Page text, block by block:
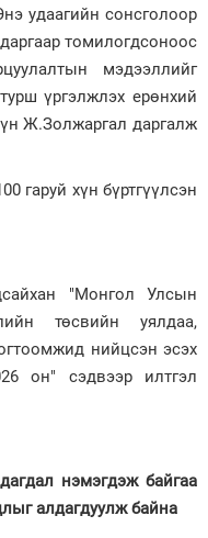
удаагийн сонсголоор
томилогдсоноос
мэдээллийг
үргэлжлэх ерөнхий
Ж.Золжаргал даргалж
гаруй хүн бүртгүүлсэн
"Монгол Улсын
төсвийн уялдаа,
нийцсэн эсэх
он" сэдвээр илтгэл
нэмэгдэж байгаа
алдагдуулж байна